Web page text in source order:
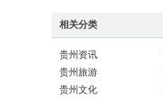
相关分类
贵州资讯
贵州旅游
贵州文化